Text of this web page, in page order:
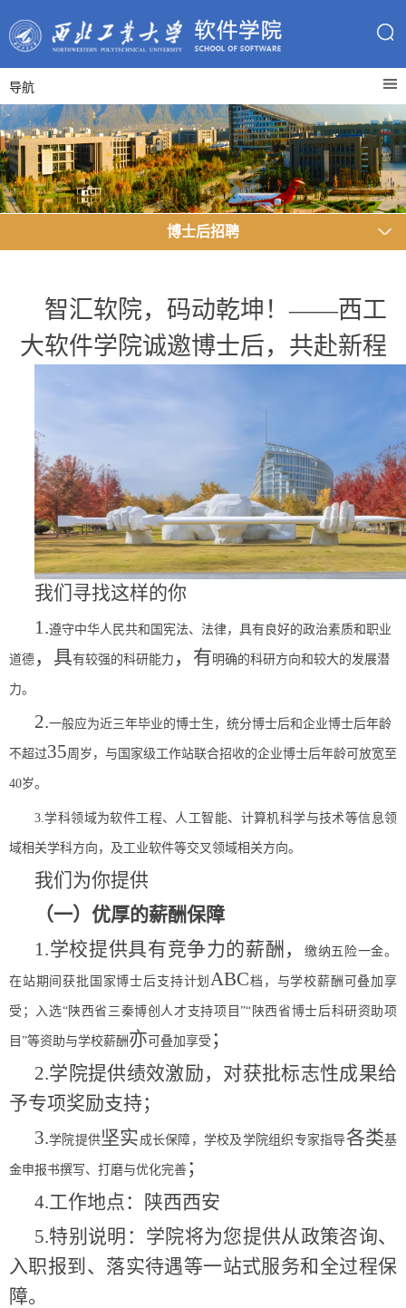
导航
博士后招聘
智汇软院，码动乾坤！——西工
大软件学院诚邀博士后，共赴新程
我们寻找这样的你
1.遵守中华人民共和国宪法、法律，具有良好的政治素质和职业
道德 ，具有较强的科研能力 ，有明确的科研方向和较大的发展潜
力。
2.一般应为近三年毕业的博士生，统分博士后和企业博士后年龄
不超过35周岁，与国家级工作站联合招收的企业博士后年龄可放宽至
40岁。
3.学科领域为软件工程、人工智能、计算机科学与技术等信息领
域相关学科方向，及工业软件等交叉领域相关方向。
我们为你提供
（一）优厚的薪酬保障
1.学校提供具有竞争力的薪酬，缴纳五险一金。
在站期间获批国家博士后支持计划ABC档，与学校薪酬可叠加享
受； 入选“陕西省三秦博创人才支持项目”“陕西省博士后科研资助项
目”等资助与学校薪酬 亦 可叠加享受 ；
2.学院提供绩效激励，对获批标志性成果给
予专项奖励支持；
3.学院提供坚实 成长保障，学校及学院组织专家指导各类基
金申报书撰写、打磨与优化完善 ；
4.工作地点：陕西西安
5.特别说明：学院将为您提供从政策咨询、
入职报到、落实待遇等一站式服务和全过程保
障。